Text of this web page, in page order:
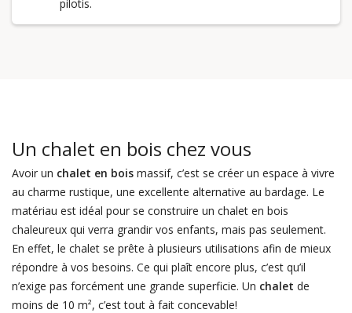
pilotis.
Un chalet en bois chez vous
Avoir un chalet en boismassif, c’est se créer un espace à vivre
au charme rustique, une excellente alternative au bardage. Le
matériau est idéal pour se construire un chalet en bois
chaleureux qui verra grandir vos enfants, mais pas seulement.
En effet, le chalet se prête à plusieurs utilisations afin de mieux
répondre à vos besoins. Ce qui plaît encore plus, c’est qu’il
n’exige pas forcément une grande superficie. Un chalet de
moins de 10 m², c’est tout à fait concevable!